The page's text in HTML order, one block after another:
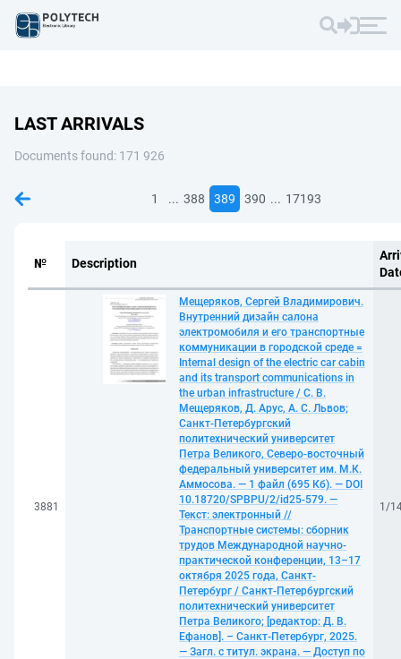
LAST ARRIVALS
Documents found: 171 926
1 ... 388 389 390 ... 17193
№ Description
3881
Мещеряков, Сергей Владимирович.
Внутренний дизайн салона
электромобиля и его транспортные
коммуникации в городской среде =
Internal design of the electric car cabin
and its transport communications in
the urban infrastructure / С. В.
Мещеряков, Д. Арус, А. С. Львов;
Санкт-Петербургский
политехнический университет
Петра Великого, Северо-восточный
федеральный университет им. М.К.
Аммосова. — 1 файл (695 Кб). — DOI
10.18720/SPBPU/2/id25-579. —
Текст: электронный //
Транспортные системы: сборник
трудов Международной научно-
практической конференции, 13–17
октября 2025 года, Санкт-
Петербург / Санкт-Петербургский
политехнический университет
Петра Великого; [редактор: Д. В.
Ефанов]. – Санкт-Петербург, 2025.
— Загл. с титул. экрана. — Доступ по
1/